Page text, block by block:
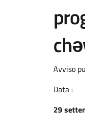
Avviso
Data :
29